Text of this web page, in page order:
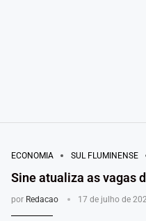
ECONOMIA SUL FLUMINENSE
Sine atualiza as vagas
por Redacao 17 de julho de